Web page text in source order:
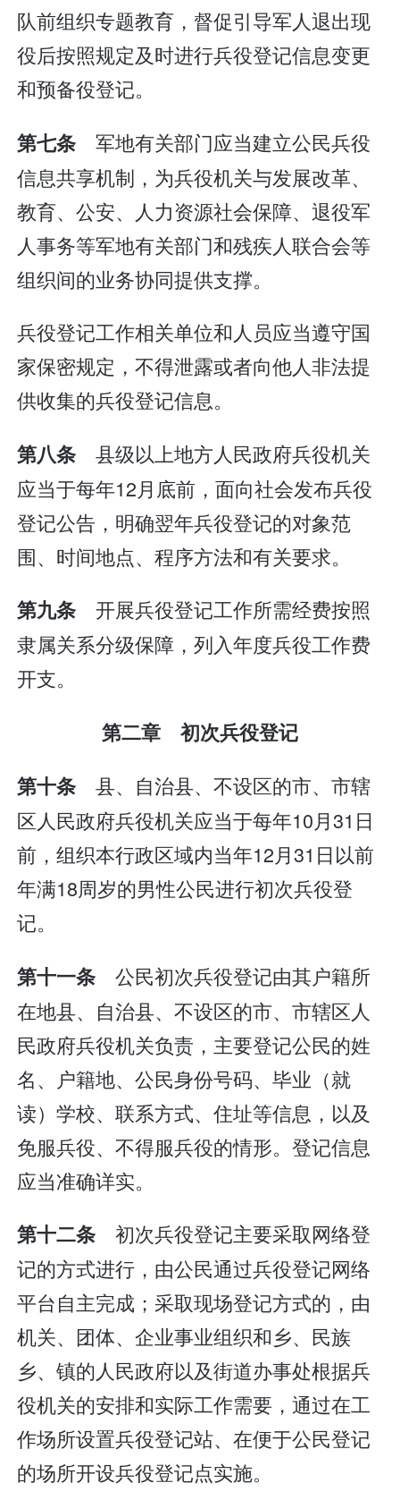
队前组织专题教育，督促引导军人退出现
役后按照规定及时进行兵役登记信息变更
和预备役登记。
第七条军地有关部门应当建立公民兵役
信息共享机制，为兵役机关与发展改革、
教育、公安、人力资源社会保障、退役军
人事务等军地有关部门和残疾人联合会等
组织间的业务协同提供支撑。
兵役登记工作相关单位和人员应当遵守国
家保密规定，不得泄露或者向他人非法提
供收集的兵役登记信息。
第八条县级以上地方人民政府兵役机关
应当于每年12月底前，面向社会发布兵役
登记公告，明确翌年兵役登记的对象范
围、时间地点、程序方法和有关要求。
第九条开展兵役登记工作所需经费按照
隶属关系分级保障，列入年度兵役工作费
开支。
第二章 初次兵役登记
第十条县、自治县、不设区的市、市辖
区人民政府兵役机关应当于每年10月31日
前，组织本行政区域内当年12月31日以前
年满18周岁的男性公民进行初次兵役登
记。
第十一条公民初次兵役登记由其户籍所
在地县、自治县、不设区的市、市辖区人
民政府兵役机关负责，主要登记公民的姓
名、户籍地、公民身份号码、毕业（就
读）学校、联系方式、住址等信息，以及
免服兵役、不得服兵役的情形。登记信息
应当准确详实。
第十二条初次兵役登记主要采取网络登
记的方式进行，由公民通过兵役登记网络
平台自主完成；采取现场登记方式的，由
机关、团体、企业事业组织和乡、民族
乡、镇的人民政府以及街道办事处根据兵
役机关的安排和实际工作需要，通过在工
作场所设置兵役登记站、在便于公民登记
的场所开设兵役登记点实施。